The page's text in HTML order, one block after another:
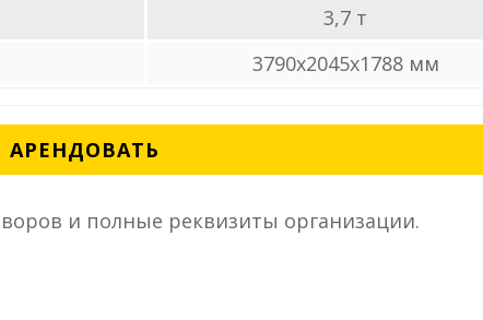
3,7 т
3790x2045x1788 мм
АРЕНДОВАТЬ
и полные реквизиты организации.